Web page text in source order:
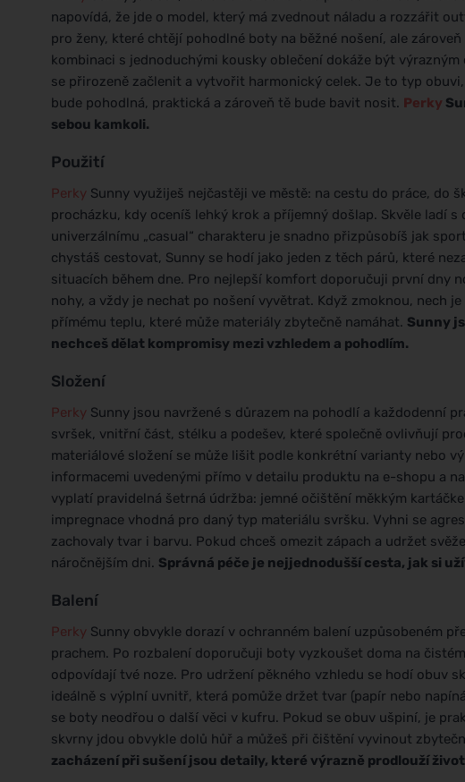
napovídá, že jde o model, který má zvednout náladu a rozzářit
pro ženy, které chtějí pohodlné boty na běžné nošení, ale
kombinaci s jednoduchými kousky oblečení dokáže být
se přirozeně začlenit a vytvořit harmonický celek. Je to typ
bude pohodlná, praktická a zároveň tě bude bavit nosit. Perky
sebou kamkoli.
Použití
Perky Sunny využiješ nejčastěji ve městě: na cestu do práce, do
procházku, kdy oceníš lehký krok a příjemný došlap. Skvěle ladí
univerzálnímu „casual“ charakteru je snadno přizpůsobíš jak
chystáš cestovat, Sunny se hodí jako jeden z těch párů, které
situacích během dne. Pro nejlepší komfort doporučuji první dny
nohy, a vždy je nechat po nošení vyvětrat. Když zmoknou, nech
přímému teplu, které může materiály zbytečně namáhat. Sunny
nechceš dělat kompromisy mezi vzhledem a pohodlím.
Složení
Perky Sunny jsou navržené s důrazem na pohodlí a každodenní
svršek, vnitřní část, stélku a podešev, které společně ovlivňují
materiálové složení se může lišit podle konkrétní varianty nebo
informacemi uvedenými přímo v detailu produktu na e-shopu a
vyplatí pravidelná šetrná údržba: jemné očištění měkkým
impregnace vhodná pro daný typ materiálu svršku. Vyhni se
zachovaly tvar i barvu. Pokud chceš omezit zápach a udržet
náročnějším dni. Správná péče je nejjednodušší cesta, jak si
Balení
Perky Sunny obvykle dorazí v ochranném balení uzpůsobeném
prachem. Po rozbalení doporučuji boty vyzkoušet doma na
odpovídají tvé noze. Pro udržení pěkného vzhledu se hodí obuv
ideálně s výplní uvnitř, která pomůže držet tvar (papír nebo
se boty neodřou o další věci v kufru. Pokud se obuv ušpiní, je
skvrny jdou obvykle dolů hůř a můžeš při čištění vyvinout
zacházení při sušení jsou detaily, které výrazně prodlouží